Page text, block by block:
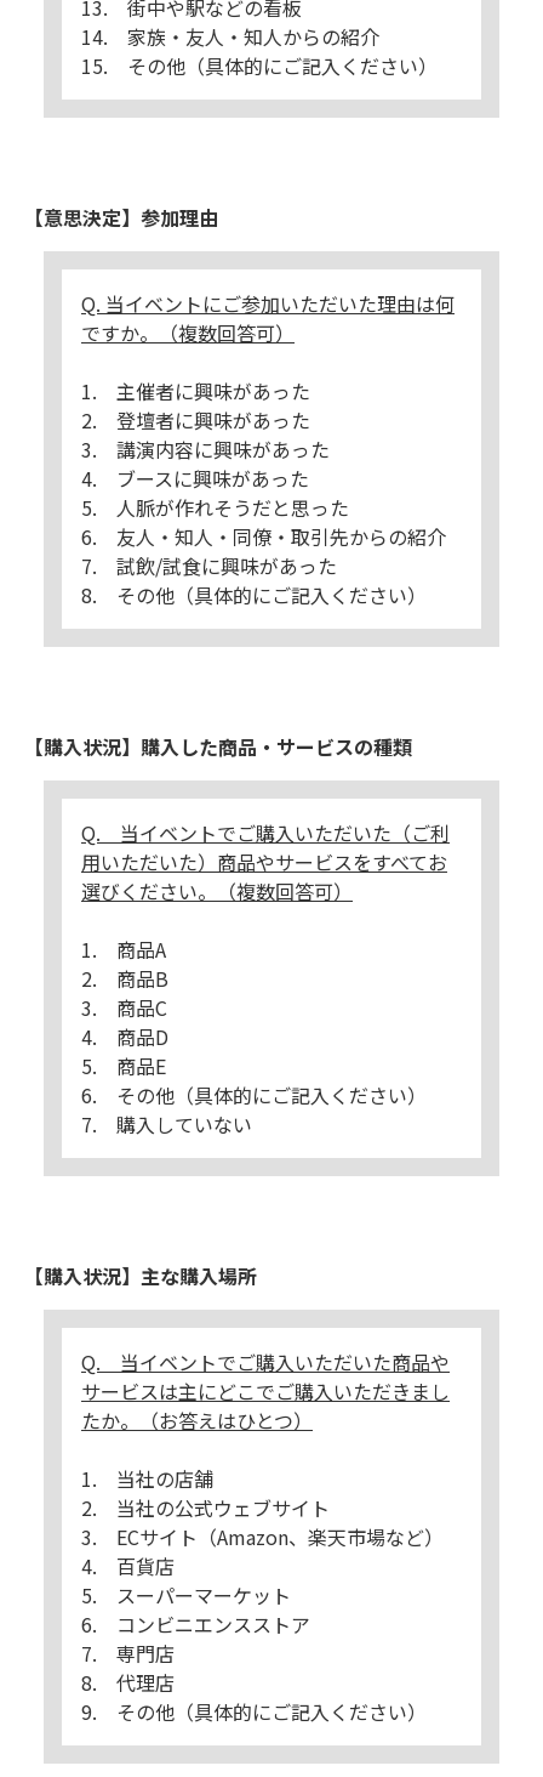
13. 街中や駅などの看板
14. 家族・友人・知人からの紹介
15. その他（具体的にご記入ください）
【意思決定】参加理由
Q. 当イベントにご参加いただいた理由は何
ですか。（複数回答可）
1. 主催者に興味があった
2. 登壇者に興味があった
3. 講演内容に興味があった
4. ブースに興味があった
5. 人脈が作れそうだと思った
6. 友人・知人・同僚・取引先からの紹介
7. 試飲/試食に興味があった
8. その他（具体的にご記入ください）
【購入状況】購入した商品・サービスの種類
Q. 当イベントでご購入いただいた（ご利
用いただいた）商品やサービスをすべてお
選びください。（複数回答可）
1. 商品A
2. 商品B
3. 商品C
4. 商品D
5. 商品E
6. その他（具体的にご記入ください）
7. 購入していない
【購入状況】主な購入場所
Q. 当イベントでご購入いただいた商品や
サービスは主にどこでご購入いただきまし
たか。（お答えはひとつ）
1. 当社の店舗
2. 当社の公式ウェブサイト
3. ECサイト（Amazon、楽天市場など）
4. 百貨店
5. スーパーマーケット
6. コンビニエンスストア
7. 専門店
8. 代理店
9. その他（具体的にご記入ください）